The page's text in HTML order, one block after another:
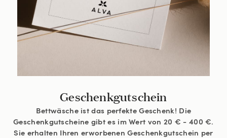
Geschenkgutschein
Bettwäsche ist das perfekte Geschenk! Die
Geschenkgutscheine gibt es im Wert von 20 € - 400 €.
Sie erhalten Ihren erworbenen Geschenkgutschein per